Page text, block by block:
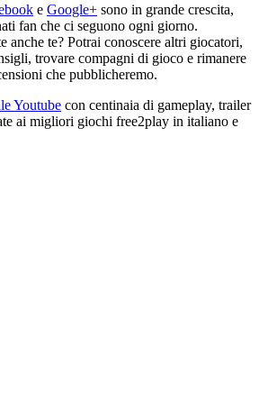
e Google+ sono in grande crescita,
fan che ci seguono ogni giorno.
anche te? Potrai conoscere altri giocatori,
trovare compagni di gioco e rimanere
che pubblicheremo.
Youtube con centinaia di gameplay, trailer
ai migliori giochi free2play in italiano e